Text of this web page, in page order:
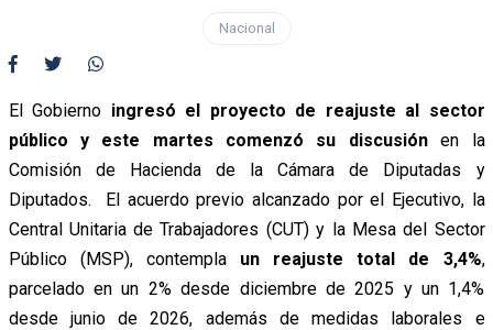
Nacional
El Gobierno ingresó el proyecto de reajuste al sector
público y este martes comenzó su discusiónen la
Comisión de Hacienda de la Cámara de Diputadas y
Diputados. El acuerdo previo alcanzado por el Ejecutivo, la
Central Unitaria de Trabajadores (CUT) y la Mesa del Sector
Público (MSP), contempla un reajuste total de 3,4%,
parcelado en un 2% desde diciembre de 2025 y un 1,4%
desde junio de 2026, además de medidas laborales e